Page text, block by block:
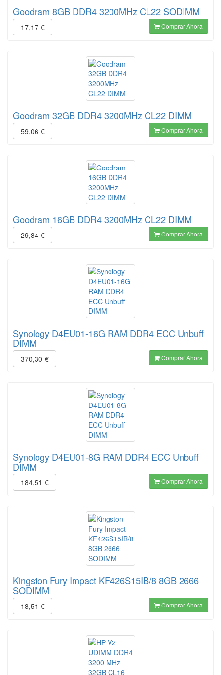
Goodram 8GB DDR4 3200MHz CL22 SODIMM
17,17 € Comprar Ahora
Goodram 32GB DDR4 3200MHz CL22 DIMM
59,06 € Comprar Ahora
Goodram 16GB DDR4 3200MHz CL22 DIMM
29,84 € Comprar Ahora
Synology D4EU01-16G RAM DDR4 ECC Unbuff
DIMM
370,30 € Comprar Ahora
Synology D4EU01-8G RAM DDR4 ECC Unbuff
DIMM
184,51 € Comprar Ahora
Kingston Fury Impact KF426S15IB/8 8GB 2666
SODIMM
18,51 € Comprar Ahora